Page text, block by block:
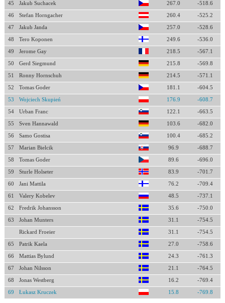
45 Jakub Suchacek 267.0 -518.6
46 Stefan Horngacher 260.4 -525.2
47 Jakub Janda 257.0 -528.6
48 Tero Koponen 249.6 -536.0
49 Jerome Gay 218.5 -567.1
50 Gerd Siegmund 215.8 -569.8
51 Ronny Hornschuh 214.5 -571.1
52 Tomas Goder 181.1 -604.5
53 Wojciech Skupień 176.9 -608.7
54 Urban Franc 122.1 -663.5
55 Sven Hannawald 103.6 -682.0
56 Samo Gostisa 100.4 -685.2
57 Marian Bielcik 96.9 -688.7
58 Tomas Goder 89.6 -696.0
59 Sturle Holseter 83.9 -701.7
60 Jani Mattila 76.2 -709.4
61 Valery Kobelev 48.5 -737.1
62 Fredrik Johansson 35.6 -750.0
63 Johan Munters 31.1 -754.5
Rickard Froeier 31.1 -754.5
65 Patrik Kaela 27.0 -758.6
66 Mattias Bylund 24.3 -761.3
67 Johan Nilsson 21.1 -764.5
68 Jonas Westberg 16.2 -769.4
69 Łukasz Kruczek 15.8 -769.8